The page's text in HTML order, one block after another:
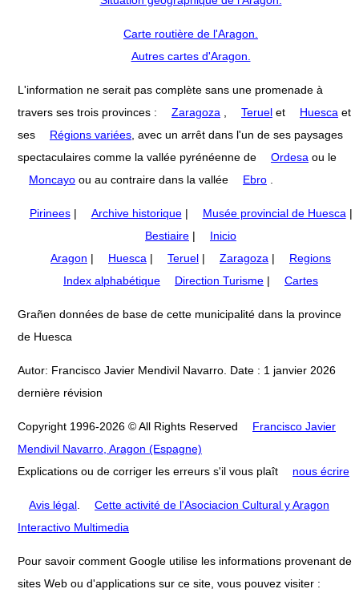
Carte routière de l'Aragon.
Autres cartes d'Aragon.
L'information ne serait pas complète sans une promenade à
travers ses trois provinces :
Zaragoza Teruel et Huesca et
ses
Régions variées , avec un arrêt dans l'un de ses paysages
spectaculaires comme la vallée pyrénéenne de
Ordesa ou le
Moncayo ou au contraire dans la vallée Ebro
Pirinees| Archive historique| Musée provincial de Huesca |
Bestiaire |
Inicio
Aragon | Huesca | Teruel | Zaragoza |
Regions
Index alphabétique
Direction Turisme | Cartes
Grañen données de base de cette municipalité dans la province
de Huesca
Autor: Francisco Javier Mendivil Navarro. Date : 1 janvier 2026
dernière révision
Copyright 1996-2026 © All Rights Reserved
Francisco Javier
Mendivil Navarro, Aragon (Espagne)
Explications ou de corriger les erreurs s'il vous plaît
nous écrire
Avis légal
Cette activité de l'Asociacion Cultural y Aragon
Interactivo Multimedia
Pour savoir comment Google utilise les informations provenant de
sites Web ou d'applications sur ce site, vous pouvez visiter :